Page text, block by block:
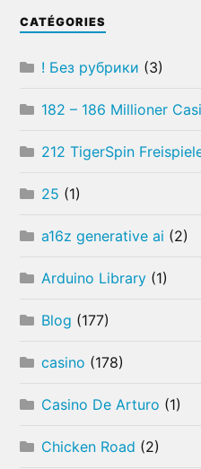
CATÉGORIES
! Без рубрики (3)
182 – 186 Millioner
212 TigerSpin
25 (1)
a16z generative ai (2)
Arduino Library (1)
Blog (177)
casino (178)
Casino De Arturo (1)
Chicken Road (2)